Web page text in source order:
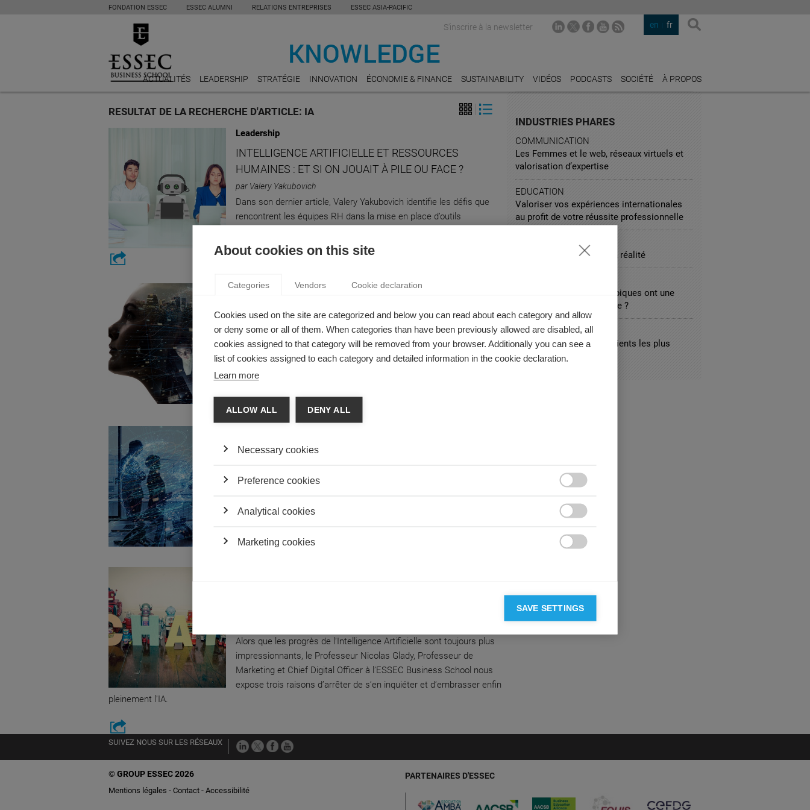
FONDATION ESSEC ESSEC ALUMNI RELATIONS ENTREPRISES ESSEC ASIA-PACIFIC
en fr
S'inscrire à la newsletter
ACTUALITÉS LEADERSHIP STRATÉGIE INNOVATION ÉCONOMIE & FINANCE SUSTAINABILITY VIDÉOS PODCASTS SOCIÉTÉ À PROPOS
RESULTAT DE LA RECHERCHE D'ARTICLE: IA
Leadership
INTELLIGENCE ARTIFICIELLE ET RESSOURCES
HUMAINES : ET SI ON JOUAIT À PILE OU FACE ?
par Valery Yakubovich
Dans son dernier article, Valery Yakubovich identifie les défis que
rencontrent les équipes RH dans la mise en place d’outils
Innovation
RÉVOLUTIONNE L’ANALYTIQUE ET CE QUE CELA
SIGNIFIE POUR LES ENTREPRISES
par Nicolas Prat
Quel est l'impact réel de l'intelligence artificielle sur l'analytique ?
MOBILISER L’INTELLIGENCE ARTIFICIELLE POUR
par Kevyn Yong
jamais été aussi vital pour les entreprises de savoir innover.
Alors que les progrès de l’Intelligence Artificielle sont toujours plus
impressionnants, le Professeur Nicolas Glady, Professeur de
Marketing et Chief Digital Officer à l’ESSEC Business School nous
expose trois raisons d’arrêter de s’en inquiéter et d’embrasser enfin
pleinement l’IA.
INDUSTRIES PHARES
COMMUNICATION
Les Femmes et le web, réseaux virtuels et
valorisation d’expertise
EDUCATION
Valoriser vos expériences internationales
au profit de votre réussite professionnelle
TRANSPORTATION
Boeing 787 : le retour à la réalité
Est-ce que les hôtels atypiques ont une
valeur marchande moindre ?
RETAIL
Comment identifier les clients les plus
exigeants ?
SUIVEZ NOUS SUR LES RÉSEAUX
©GROUP ESSEC 2026
Mentions légales Contact Accessibilité
PARTENAIRES D'ESSEC
About cookies on this site
Categories Vendors Cookie declaration
Cookies used on the site are categorized and below you can read about each category and allow
or deny some or all of them. When categories than have been previously allowed are disabled, all
cookies assigned to that category will be removed from your browser. Additionally you can see a
list of cookies assigned to each category and detailed information in the cookie declaration.
Learn more
ALLOW ALL DENY ALL
Necessary cookies
Preference cookies
Analytical cookies
Marketing cookies
SAVE SETTINGS